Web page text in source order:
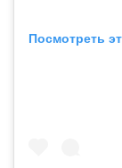
Посмотреть